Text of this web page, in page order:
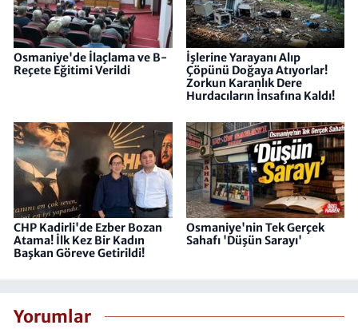
Osmaniye'de İlaçlama ve B-
Reçete Eğitimi Verildi
İşlerine Yarayanı Alıp
Çöpünü Doğaya Atıyorlar!
Zorkun Karanlık Dere
Hurdacıların İnsafına Kaldı!
CHP Kadirli'de Ezber Bozan
Atama! İlk Kez Bir Kadın
Başkan Göreve Getirildi!
Osmaniye'nin Tek Gerçek
Sahafı 'Düşün Sarayı'
Yorumlar